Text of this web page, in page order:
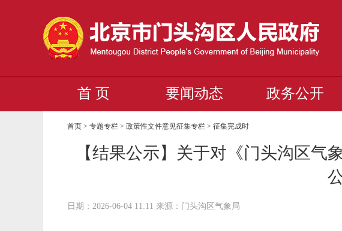
首 页 要闻动态 政务公开
首页 >专题专栏 >政策性文件意见征集专栏 >征集完成时
【结果公示】关于对《门头沟区气
日期：2026-06-04 11:11 来源：门头沟区气象局